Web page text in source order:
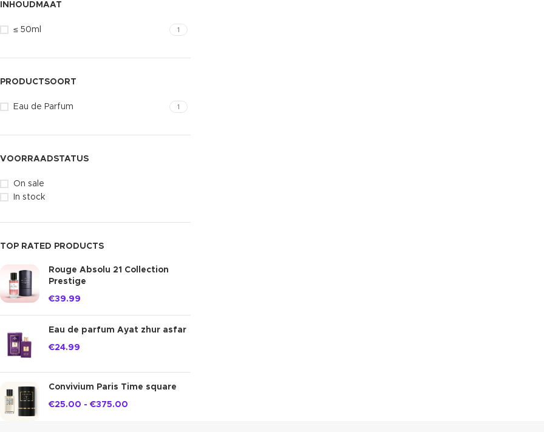
INHOUDMAAT
≤ 50ml 1
PRODUCTSOORT
Eau de Parfum 1
VOORRAADSTATUS
On sale
In stock
TOP RATED PRODUCTS
Rouge Absolu 21 Collection
Prestige
€39.99
Eau de parfum Ayat zhur asfar
€24.99
Convivium Paris Time square
€25.00 - €375.00